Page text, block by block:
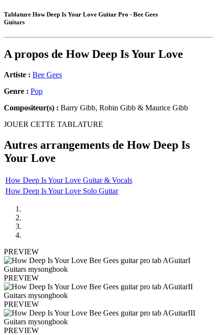
Tablature How Deep Is Your Love Guitar Pro - Bee Gees
Guitars
A propos de How Deep Is Your Love
Artiste : Bee Gees
Genre : Pop
Compositeur(s) : Barry Gibb, Robin Gibb & Maurice Gibb
JOUER CETTE TABLATURE
Autres arrangements de How Deep Is
Your Love
How Deep Is Your Love Guitar & Vocals
How Deep Is Your Love Solo Guitar
PREVIEW
PREVIEW
PREVIEW
PREVIEW